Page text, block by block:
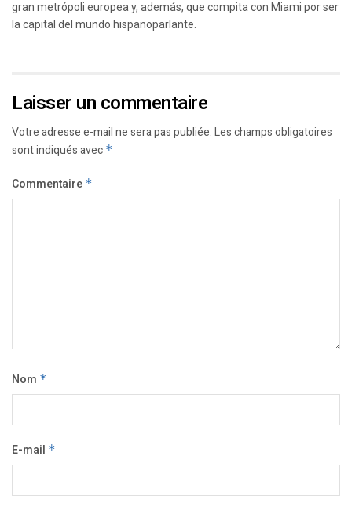
gran metrópoli europea y, además, que compita con Miami por ser
la capital del mundo hispanoparlante.
Laisser un commentaire
Votre adresse e-mail ne sera pas publiée.Les champs obligatoires
sont indiqués avec *
Commentaire *
Nom *
E-mail *